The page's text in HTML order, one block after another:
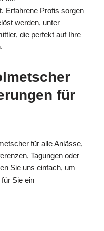
Erfahrene Profis sorgen
werden, unter
die perfekt auf Ihre
für
für alle Anlässe,
Tagungen oder
Sie uns einfach, um
Sie ein